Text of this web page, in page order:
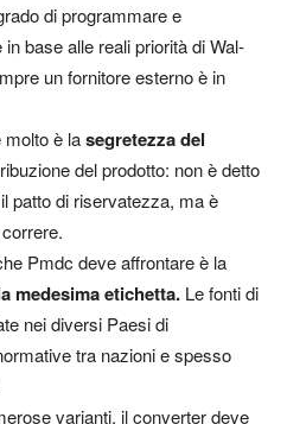
di programmare e
base alle reali priorità di Wal-
un fornitore esterno è in
molto è lasegretezza del
del prodotto: non è detto
patto di riservatezza, ma è
Pmdc deve affrontare è la
medesima etichetta. Le fonti di
nei diversi Paesi di
tra nazioni e spesso
varianti, il converter deve